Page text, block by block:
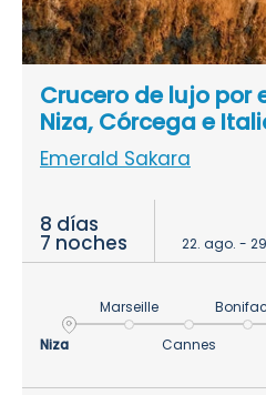
Crucero de lujo por
Niza, Córcega e
Emerald Sakara
8 días
7 noches 22. ago. -
Niza
Marseille
Cannes